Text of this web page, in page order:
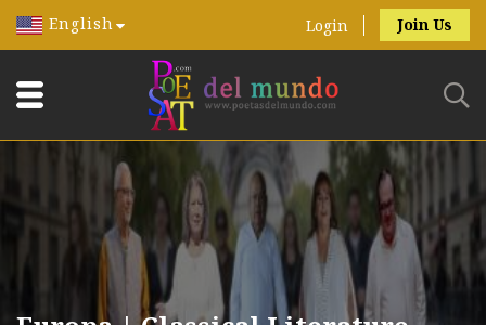
English Login Join Us